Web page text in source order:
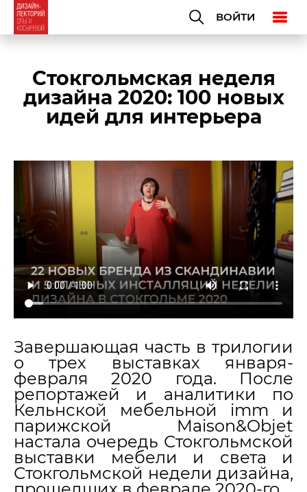
ВОЙТИ
Стокгольмская неделя
дизайна 2020: 100 новых
идей для интерьера
Завершающая часть в трилогии
о трех выставках января-
февраля 2020 года. После
репортажей и аналитики по
Кельнской мебельной imm и
парижской Maison&Objet
настала очередь Стокгольмской
выставки мебели и света и
Стокгольмской недели дизайна,